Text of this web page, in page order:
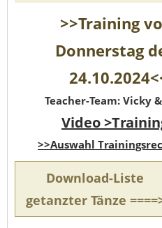
>>Training
Donnerstag
Teacher-Team: Vicky
Video
>>Auswahl
Download-Liste
getanzter Tänze